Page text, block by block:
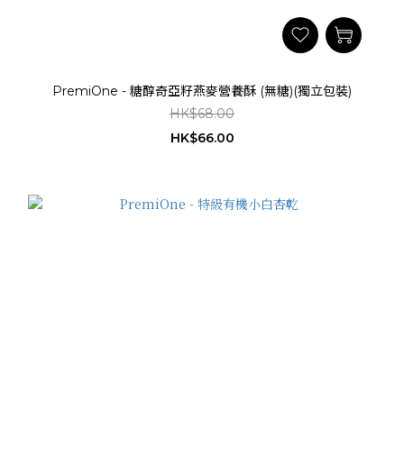
PremiOne - 糖醇奇亞籽燕麥營養酥 (無糖)(獨立包裝)
HK$68.00
HK$66.00